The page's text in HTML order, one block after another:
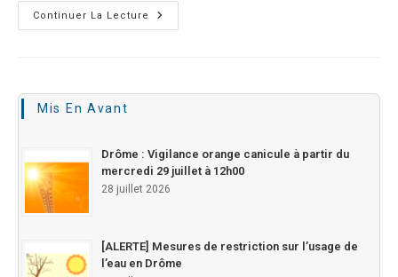
Continuer La Lecture
Mis En Avant
Drôme : Vigilance orange canicule à partir du
mercredi 29 juillet à 12h00
28 juillet 2026
[ALERTE] Mesures de restriction sur l’usage de
l’eau en Drôme